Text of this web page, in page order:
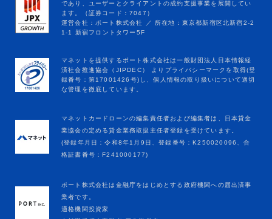
マネットカードローンの編集責任者および編集者は、日本貸金
業協会の定める貸金業務取扱主任者登録を受けています。
(登録年月日：令和8年1月9日、登録番号：K250020096、合
格証書番号：F241000177)
ポート株式会社は金融庁をはじめとする政府機関への届出済事
業者です。
適格機関投資家